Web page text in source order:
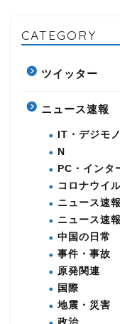
CATEGORY
ツイッター
ニュース速報
IT・デジモノ
N
PC・インタ
コロナウイ
ニュース速報
ニュース速
中国の日常
事件・事故
原発関連
国際
地震・災害